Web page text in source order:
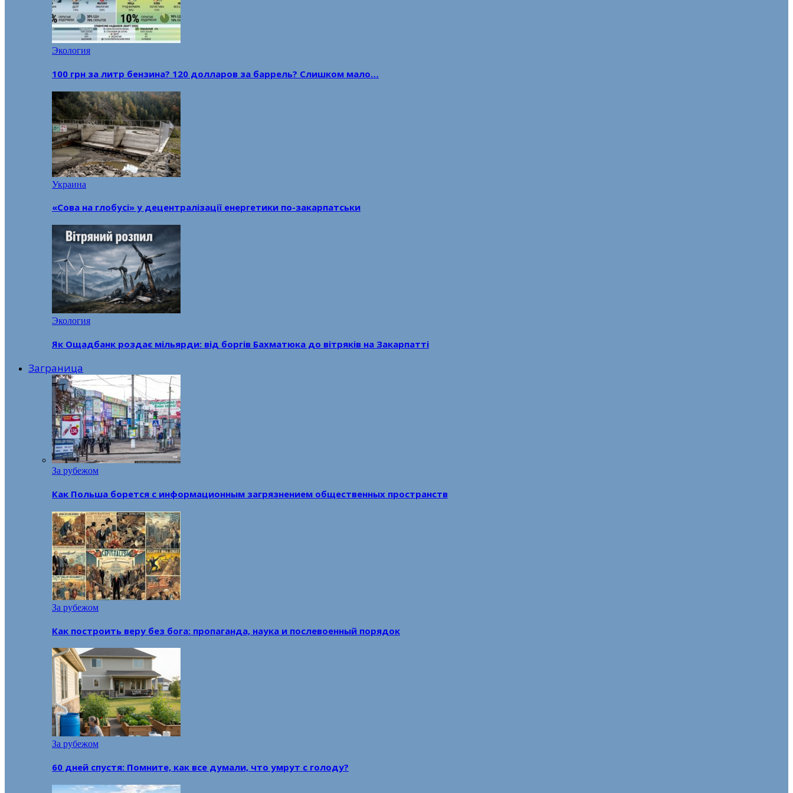
Экология
100 грн за литр бензина? 120 долларов за баррель? Слишком мало…
Украина
«Сова на глобусі» у децентралізації енергетики по-закарпатськи
Экология
Як Ощадбанк роздає мільярди: від боргів Бахматюка до вітряків на Закарпатті
Заграница
За рубежом
Как Польша борется с информационным загрязнением общественных пространств
За рубежом
Как построить веру без бога: пропаганда, наука и послевоенный порядок
За рубежом
60 дней спустя: Помните, как все думали, что умрут с голоду?